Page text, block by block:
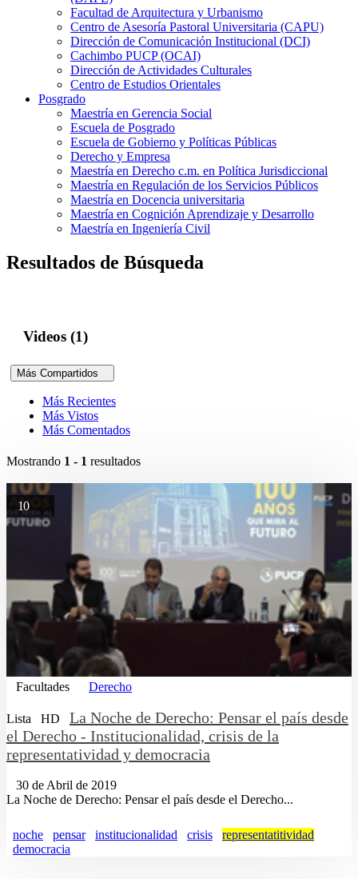
Facultad de Arquitectura y Urbanismo
Centro de Asesoría Pastoral Universitaria (CAPU)
Dirección de Comunicación Institucional (DCI)
Cachimbo PUCP (OCAI)
Dirección de Actividades Culturales
Centro de Estudios Orientales
Posgrado
Maestría en Gerencia Social
Escuela de Posgrado
Escuela de Gobierno y Políticas Públicas
Derecho y Empresa
Maestría en Derecho c.m. en Política Jurisdiccional
Maestría en Regulación de los Servicios Públicos
Maestría en Docencia universitaria
Maestría en Cognición Aprendizaje y Desarrollo
Maestría en Ingeniería Civil
Resultados de Búsqueda
Videos (1)
Más Compartidos
Más Recientes
Más Vistos
Más Comentados
Mostrando 1 - 1 resultados
10
Facultades Derecho
Lista HD
La Noche de Derecho: Pensar el país desde
el Derecho - Institucionalidad, crisis de la
representatividad y democracia
30 de Abril de 2019
La Noche de Derecho: Pensar el país desde el Derecho...
noche pensar institucionalidad crisis
representatitividad
democracia